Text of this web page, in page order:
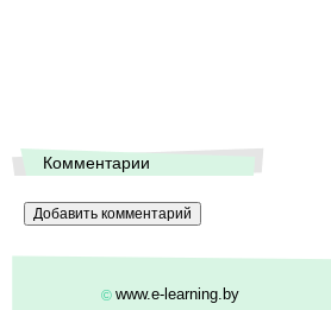
Комментарии
© www.e-learning.by